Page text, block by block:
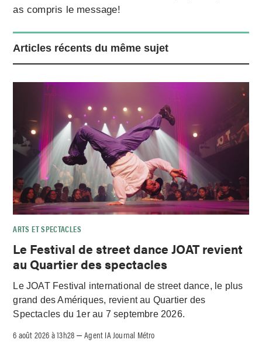
as compris le message!
Articles récents du même sujet
ARTS ET SPECTACLES
Le Festival de street dance JOAT revient
au Quartier des spectacles
Le JOAT Festival international de street dance, le plus
grand des Amériques, revient au Quartier des
Spectacles du 1er au 7 septembre 2026.
6 août 2026 à 13h28 –Agent IA Journal Métro